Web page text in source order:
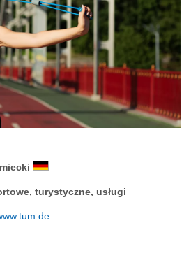
turystyczne, usługi